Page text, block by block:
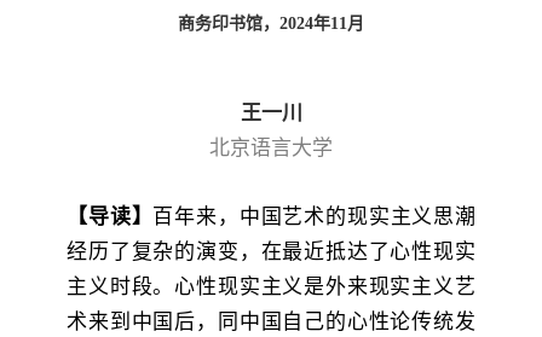
商务印书馆，2024年11月
王一川
北京语言大学
【导读】 百年来，中国艺术的现实主义思潮
经历了复杂的演变，在最近抵达了心性现实
主义时段。心性现实主义是外来现实主义艺
术来到中国后，同中国自己的心性论传统发